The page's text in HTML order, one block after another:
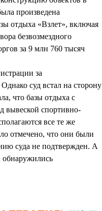
произведена
отдыха «Взлет», включая
безвозмездного
за 9 млн 760 тысяч
за
суд встал на сторону
что базы отдыха с
вывеской спортивно-
все те же
отмечено, что они были
суда не подтвержден. А
обнаружились